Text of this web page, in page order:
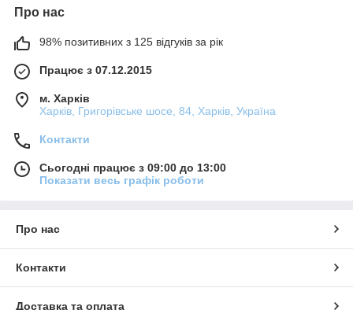
Про нас
98% позитивних з 125 відгуків за рік
Працює з 07.12.2015
м. Харків
Харків, Григорівське шосе, 84, Харків, Україна
Контакти
Сьогодні працює з 09:00 до 13:00
Показати весь графік роботи
Про нас
Контакти
Доставка та оплата